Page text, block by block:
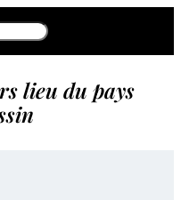
lieu du pays